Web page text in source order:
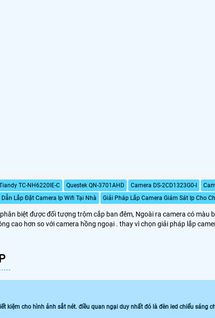
TC-NH6220IE-C Questek QN-3701AHD Camera DS-2CD1323G0-I
Dẫn Lắp Đặt Camera Ip Wifi Tại Nhà Giải Pháp Lắp Camera Giám Sát Ip Cho
biệt được đối tượng trộm cắp ban đêm, Ngoài ra camera có màu
cao hơn so với camera hồng ngoại . thay vì chọn giải pháp lắp
kiệm cho hình ảnh sắt nét. điều quan ngại duy nhất đó là đèn led chiếu sáng